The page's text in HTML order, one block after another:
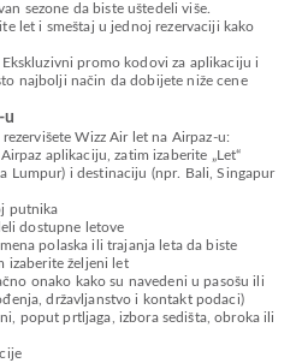
sezone da biste uštedeli više.
let i smeštaj u jednoj rezervaciji kako
promo kodovi za aplikaciju i
najbolji način da dobijete niže cene
u
Wizz Air let na Airpaz-u:
aplikaciju, zatim izaberite „Let“
Lumpur) i destinaciju (npr. Bali, Singapur
putnika
dostupne letove
polaska ili trajanja leta da biste
izaberite željeni let
onako kako su navedeni u pasošu ili
državljanstvo i kontakt podaci)
poput prtljaga, izbora sedišta, obroka ili